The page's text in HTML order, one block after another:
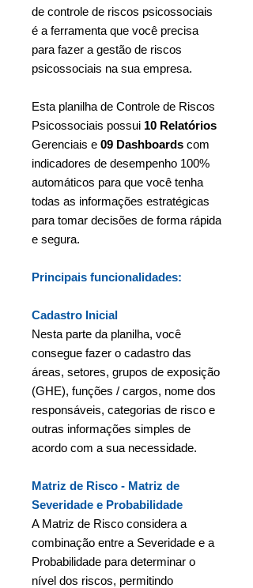
de controle de riscos psicossociais
é a ferramenta que você precisa
para fazer a gestão de riscos
psicossociais na sua empresa.
Esta planilha de Controle de Riscos
Psicossociais possui 10 Relatórios
Gerenciais e 09 Dashboards com
indicadores de desempenho 100%
automáticos para que você tenha
todas as informações estratégicas
para tomar decisões de forma rápida
e segura.
Principais funcionalidades:
Cadastro Inicial
Nesta parte da planilha, você
consegue fazer o cadastro das
áreas, setores, grupos de exposição
(GHE), funções / cargos, nome dos
responsáveis, categorias de risco e
outras informações simples de
acordo com a sua necessidade.
Matriz de Risco - Matriz de
Severidade e Probabilidade
A Matriz de Risco considera a
combinação entre a Severidade e a
Probabilidade para determinar o
nível dos riscos, permitindo